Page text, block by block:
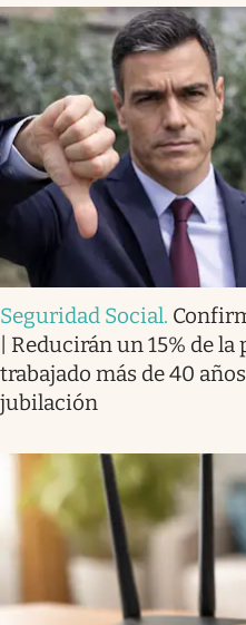
Seguridad Social.
| Reducirán un 15% de
trabajado más de 40
jubilación